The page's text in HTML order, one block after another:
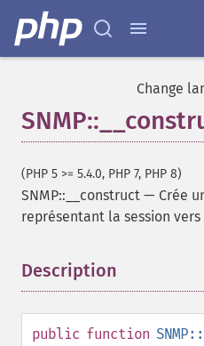
Change
(PHP 5 >= 5.4.0, PHP 7, PHP 8)
SNMP::__construct — Crée
représentant la session
Description
public function